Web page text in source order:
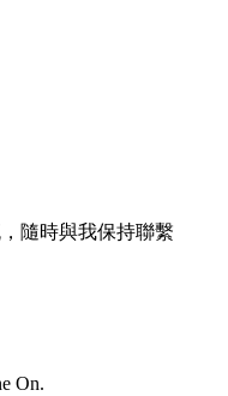
隨時與我保持聯繫
On.